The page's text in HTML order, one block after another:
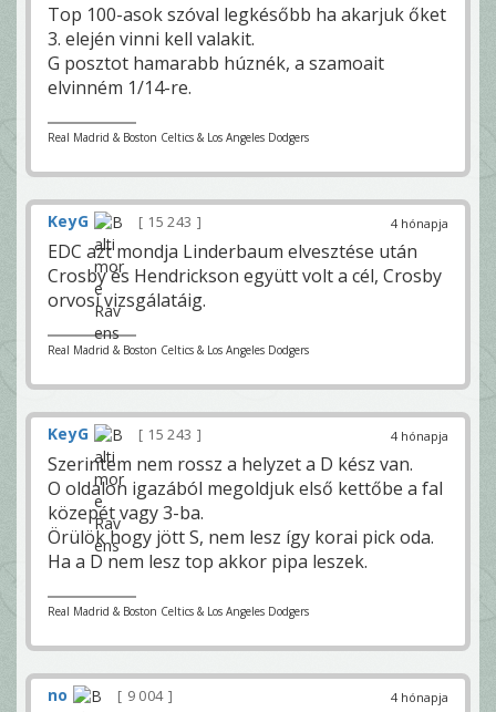
Top 100-asok szóval legkésőbb ha akarjuk őket
3. elején vinni kell valakit.
G posztot hamarabb húznék, a szamoait
elvinném 1/14-re.
Real Madrid & Boston Celtics & Los Angeles Dodgers
4 hónapja
KeyG 15 243
EDC azt mondja Linderbaum elvesztése után
Crosby és Hendrickson együtt volt a cél, Crosby
orvosi vizsgálatáig.
Real Madrid & Boston Celtics & Los Angeles Dodgers
4 hónapja
KeyG 15 243
Szerintem nem rossz a helyzet a D kész van.
O oldalon igazából megoldjuk első kettőbe a fal
közepét vagy 3-ba.
Örülök hogy jött S, nem lesz így korai pick oda.
Ha a D nem lesz top akkor pipa leszek.
Real Madrid & Boston Celtics & Los Angeles Dodgers
4 hónapja
no 9 004